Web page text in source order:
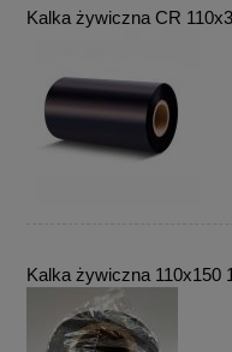
Kalka żywiczna CR
Kalka żywiczna 110x150